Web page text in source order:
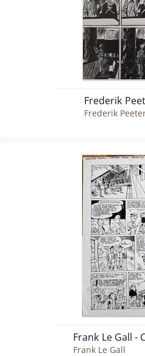
Frederik
Frederik
Frank Le Gall